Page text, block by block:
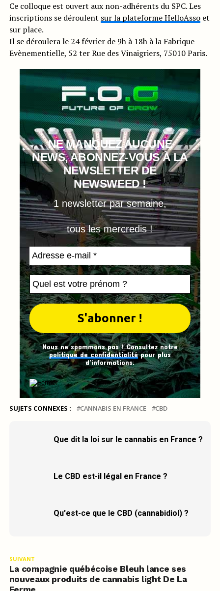
Ce colloque est ouvert aux non-adhérents du SPC. Les
inscriptions se déroulent sur la plateforme HelloAssoet
sur place.
Il se déroulera le 24 février de 9h à 18h à la Fabrique
Evènementielle, 52 ter Rue des Vinaigriers, 75010 Paris.
NE MANQUEZ AUCUNE
NEWS, ABONNEZ-VOUS À LA
NEWSLETTER DE
NEWSWEED !
1 newsletter par semaine,
tous les mercredis !
Nous ne spammons pas ! Consultez notre
politique de confidentialitépour plus
d’informations.
SUJETS CONNEXES : CANNABIS EN FRANCE CBD
Que dit la loi sur le cannabis en France ?
Le CBD est-il légal en France ?
Qu'est-ce que le CBD (cannabidiol) ?
SUIVANT
La compagnie québécoise Bleuh lance ses
nouveaux produits de cannabis light De La